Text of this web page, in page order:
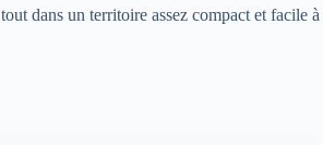
dans un territoire assez compact et facile à